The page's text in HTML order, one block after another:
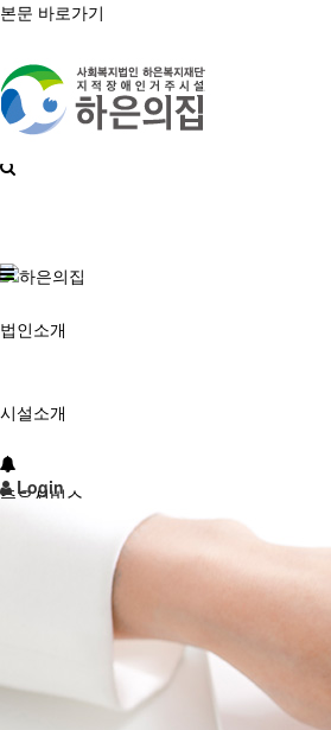
본문 바로가기
하은의집
법인소개
시설소개
주요서비스
Login